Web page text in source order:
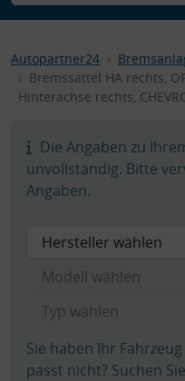
Autopartner24
Bremssattel HA rechts,
Hinterachse rechts,
Die Angaben zu
unvollständig. Bitte
Angaben.
Sie haben Ihr
passt nicht? Suchen